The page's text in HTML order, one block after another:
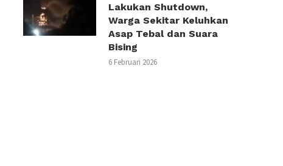
Lakukan Shutdown,
Warga Sekitar Keluhkan
Asap Tebal dan Suara
Bising
6 Februari 2026